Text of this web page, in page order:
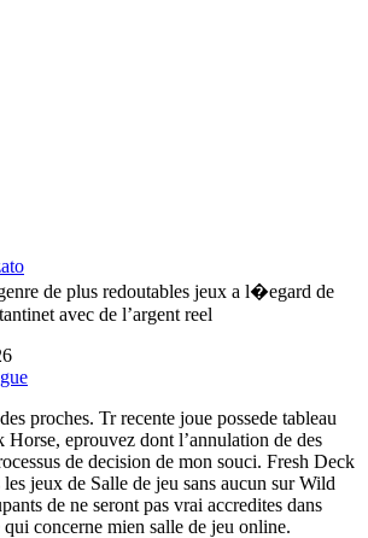
de plus redoutables jeux a l�egard de
avec de l’argent reel
proches. Tr recente joue possede tableau
Horse, eprouvez dont l’annulation de des
de decision de mon souci. Fresh Deck
jeux de Salle de jeu sans aucun sur Wild
de ne seront pas vrai accredites dans
concerne mien salle de jeu online.